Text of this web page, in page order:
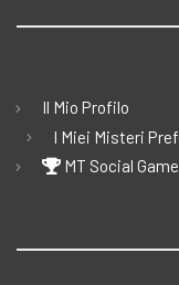
Il Mio Profilo
I Miei Misteri
MT Social Game